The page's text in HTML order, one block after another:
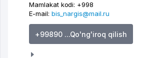
Mamlakat kodi: +998
E-mail: bis_nargis@mail.ru
+99890 ...Qo'ng'iroq qilish